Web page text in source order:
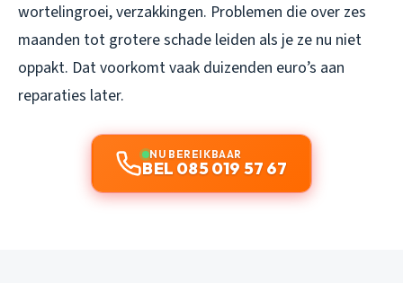
wortelingroei, verzakkingen. Problemen die over zes
maanden tot grotere schade leiden als je ze nu niet
oppakt. Dat voorkomt vaak duizenden euro’s aan
reparaties later.
NU BEREIKBAAR
BEL 085 019 57 67